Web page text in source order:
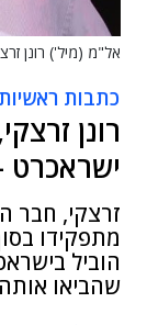
אל"מ (מיל') רונן
כתבות ראשיות
רונן
ישראכרט
זרצקי, חבר
הוביל
שהביאו